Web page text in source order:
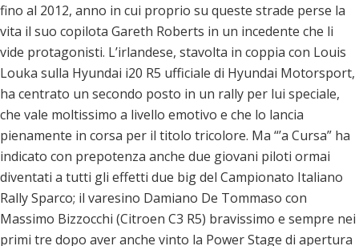
fino al 2012, anno in cui proprio su queste strade perse la
vita il suo copilota Gareth Roberts in un incedente che li
vide protagonisti. L’irlandese, stavolta in coppia con Louis
Louka sulla Hyundai i20 R5 ufficiale di Hyundai Motorsport,
ha centrato un secondo posto in un rally per lui speciale,
che vale moltissimo a livello emotivo e che lo lancia
pienamente in corsa per il titolo tricolore. Ma “’a Cursa” ha
indicato con prepotenza anche due giovani piloti ormai
diventati a tutti gli effetti due big del Campionato Italiano
Rally Sparco; il varesino Damiano De Tommaso con
Massimo Bizzocchi (Citroen C3 R5) bravissimo e sempre nei
primi tre dopo aver anche vinto la Power Stage di apertura